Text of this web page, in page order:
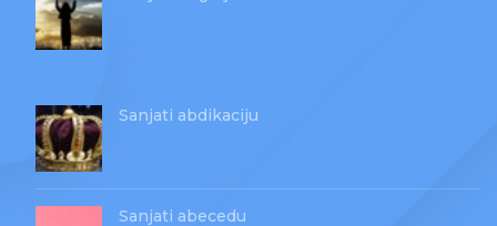
Sanjati abdikaciju
Sanjati abecedu